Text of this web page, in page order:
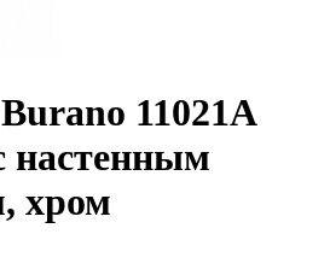
11021A
настенным
хром